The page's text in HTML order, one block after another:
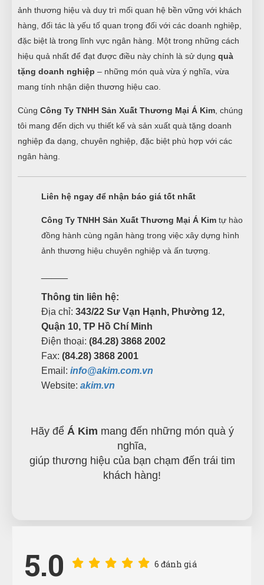
ảnh thương hiệu và duy trì mối quan hệ bền vững với khách
hàng, đối tác là yếu tố quan trọng đối với các doanh nghiệp,
đặc biệt là trong lĩnh vực ngân hàng. Một trong những cách
hiệu quả nhất để đạt được điều này chính là sử dụng quà
tặng doanh nghiệp – những món quà vừa ý nghĩa, vừa
mang tính nhận diện thương hiệu cao.
Cùng Công Ty TNHH Sản Xuất Thương Mại Á Kim , chúng
tôi mang đến dịch vụ thiết kế và sản xuất quà tặng doanh
nghiệp đa dạng, chuyên nghiệp, đặc biệt phù hợp với các
ngân hàng.
Liên hệ ngay để nhận báo giá tốt nhất
Công Ty TNHH Sản Xuất Thương Mại Á Kim tự hào
đồng hành cùng ngân hàng trong việc xây dựng hình
ảnh thương hiệu chuyên nghiệp và ấn tượng.
Thông tin liên hệ:
Địa chỉ: 343/22 Sư Vạn Hạnh, Phường 12,
Quận 10, TP Hồ Chí Minh
Điện thoại: (84.28) 3868 2002
Fax: (84.28) 3868 2001
Email: info@akim.com.vn
Website: akim.vn
Hãy để Á Kim mang đến những món quà ý
nghĩa,
giúp thương hiệu của bạn chạm đến trái tim
khách hàng!
5.0
6 đánh giá
TN
Thúy Nga
(Đánh giá 1 năm trước)